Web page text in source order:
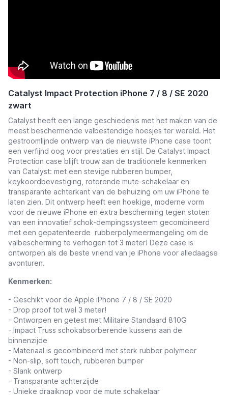
Catalyst Impact Protection iPhone 7 / 8 / SE 2020
zwart
Catalyst heeft een lange geschiedenis met het maken van de
meest beschermende valbestendige hoesjes ter wereld. Het
gestroomlijnde ontwerp van de nieuwste iPhone case toont
een verfijnd oog voor prestaties en stijl. De Catalyst Impact
Protection case blijft trouw aan de traditionele kenmerken
van Catalyst: met een stevige rubberen bumper,
keykoordbevestiging, roterende mute-schakelaar en
transparante achterkant van de behuizing om uw iPhone te
laten zien. Dit ontwerp heeft een hoekige, moderne vorm
voor de nieuwe iPhone en extra bescherming tegen stoten
van een innovatief schok-dempingssysteem gecombineerd
met een gepatenteerde rubberpolymeermengeling om de
valbescherming te verhogen tot 3 meter! Deze case is
ontworpen als de beste vriend van je iPhone voor alledaagse
avonturen.
Kenmerken:
- Geschikt voor de Apple iPhone 7 / 8 / SE 2020
- Drop proof tot wel 3 meter!
- Ontworpen en getest met Militaire Standaard 810G
- Impact Truss schokabsorberende kussens aan de
binnenzijde
- Materiaal is gecombineerd met sterk rubber polymeer
- Non-slip, soft touch, rubberen bumper
- Slank ontwerp
- Transparante achterzijde
- Unieke draaiknop voor de mute schakelaar